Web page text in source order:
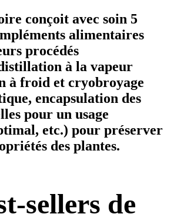
conçoit avec soin 5
alimentaires
procédés
à la vapeur
à froid et cryobroyage
encapsulation des
pour un usage
etc.) pour préserver
des plantes.
sellers de